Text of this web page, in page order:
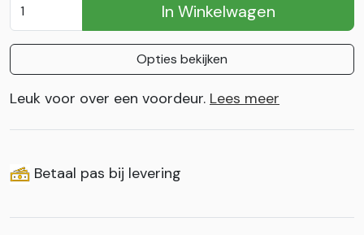
In Winkelwagen
Opties bekijken
Leuk voor over een voordeur. Lees meer
Betaal pas bij levering